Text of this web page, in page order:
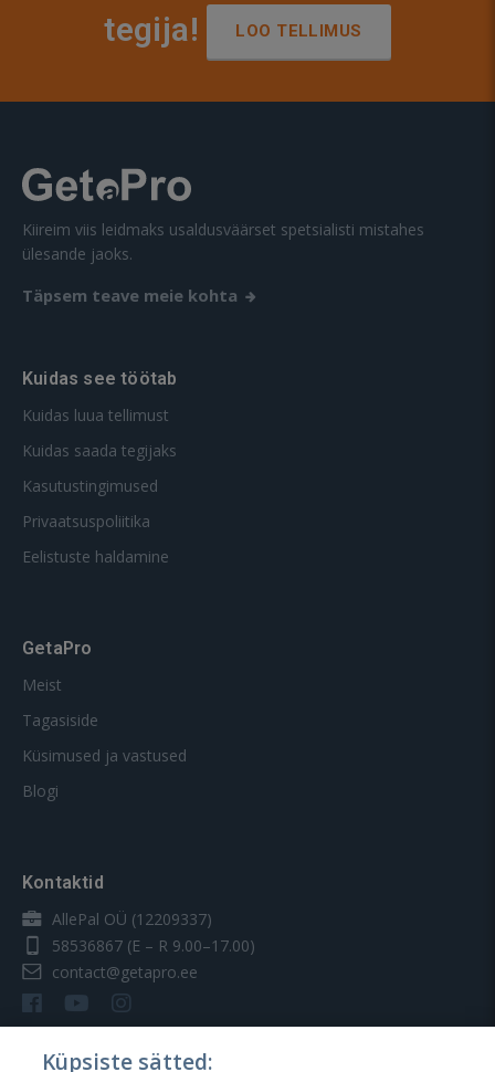
tegija!
LOO TELLIMUS
Kiireim viis leidmaks usaldusväärset spetsialisti mistahes
ülesande jaoks.
Täpsem teave meie kohta
Kuidas see töötab
Kuidas luua tellimust
Kuidas saada tegijaks
Kasutustingimused
Privaatsuspoliitika
Eelistuste haldamine
GetaPro
Meist
Tagasiside
Küsimused ja vastused
Blogi
Kontaktid
AllePal OÜ (12209337)
58536867 (E – R 9.00–17.00)
contact@getapro.ee
Küpsiste sätted: